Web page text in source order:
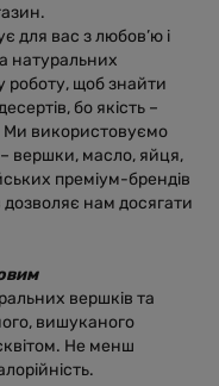
для вас з любов’ю і
натуральних
роботу, щоб знайти
бо якість –
Ми використовуємо
вершки, масло, яйця,
преміум-брендів
дозволяє нам досягати
вершків та
вишуканого
Не менш